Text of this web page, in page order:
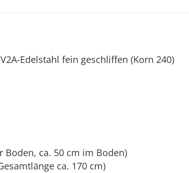
Edelstahl fein geschliffen (Korn 240)
Boden, ca. 50 cm im Boden)
ca. 170 cm)